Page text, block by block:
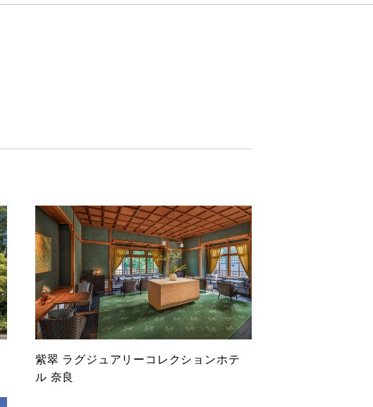
紫翠 ラグジュアリーコレクションホテ
ル 奈良